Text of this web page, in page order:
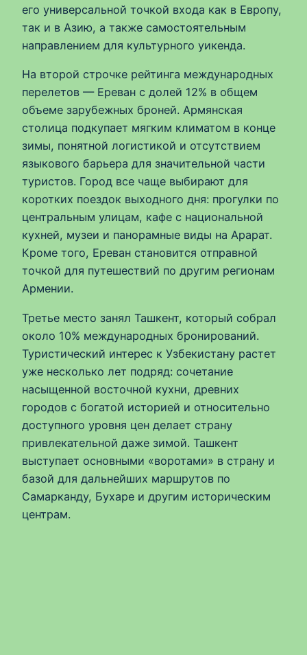
его универсальной точкой входа как в Европу,
так и в Азию, а также самостоятельным
направлением для культурного уикенда.
На второй строчке рейтинга международных
перелетов — Ереван с долей 12% в общем
объеме зарубежных броней. Армянская
столица подкупает мягким климатом в конце
зимы, понятной логистикой и отсутствием
языкового барьера для значительной части
туристов. Город все чаще выбирают для
коротких поездок выходного дня: прогулки по
центральным улицам, кафе с национальной
кухней, музеи и панорамные виды на Арарат.
Кроме того, Ереван становится отправной
точкой для путешествий по другим регионам
Армении.
Третье место занял Ташкент, который собрал
около 10% международных бронирований.
Туристический интерес к Узбекистану растет
уже несколько лет подряд: сочетание
насыщенной восточной кухни, древних
городов с богатой историей и относительно
доступного уровня цен делает страну
привлекательной даже зимой. Ташкент
выступает основными «воротами» в страну и
базой для дальнейших маршрутов по
Самарканду, Бухаре и другим историческим
центрам.